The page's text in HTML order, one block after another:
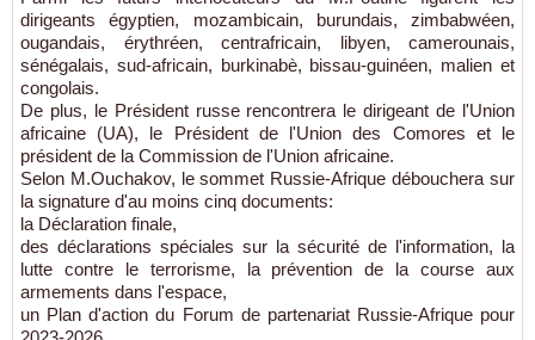
dirigeants égyptien, mozambicain, burundais, zimbabwéen,
ougandais, érythréen, centrafricain, libyen, camerounais,
sénégalais, sud-africain, burkinabè, bissau-guinéen, malien et
congolais.
De plus, le Président russe rencontrera le dirigeant de l'Union
africaine (UA), le Président de l'Union des Comores et le
président de la Commission de l'Union africaine.
Selon M.Ouchakov, le sommet Russie-Afrique débouchera sur
la signature d'au moins cinq documents:
la Déclaration finale,
des déclarations spéciales sur la sécurité de l'information, la
lutte contre le terrorisme, la prévention de la course aux
armements dans l'espace,
un Plan d'action du Forum de partenariat Russie-Afrique pour